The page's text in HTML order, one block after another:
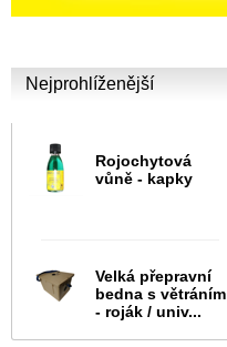
Nejprohlíženější
Rojochytová
vůně - kapky
Velká přepravní
bedna s větráním
- roják / univ...